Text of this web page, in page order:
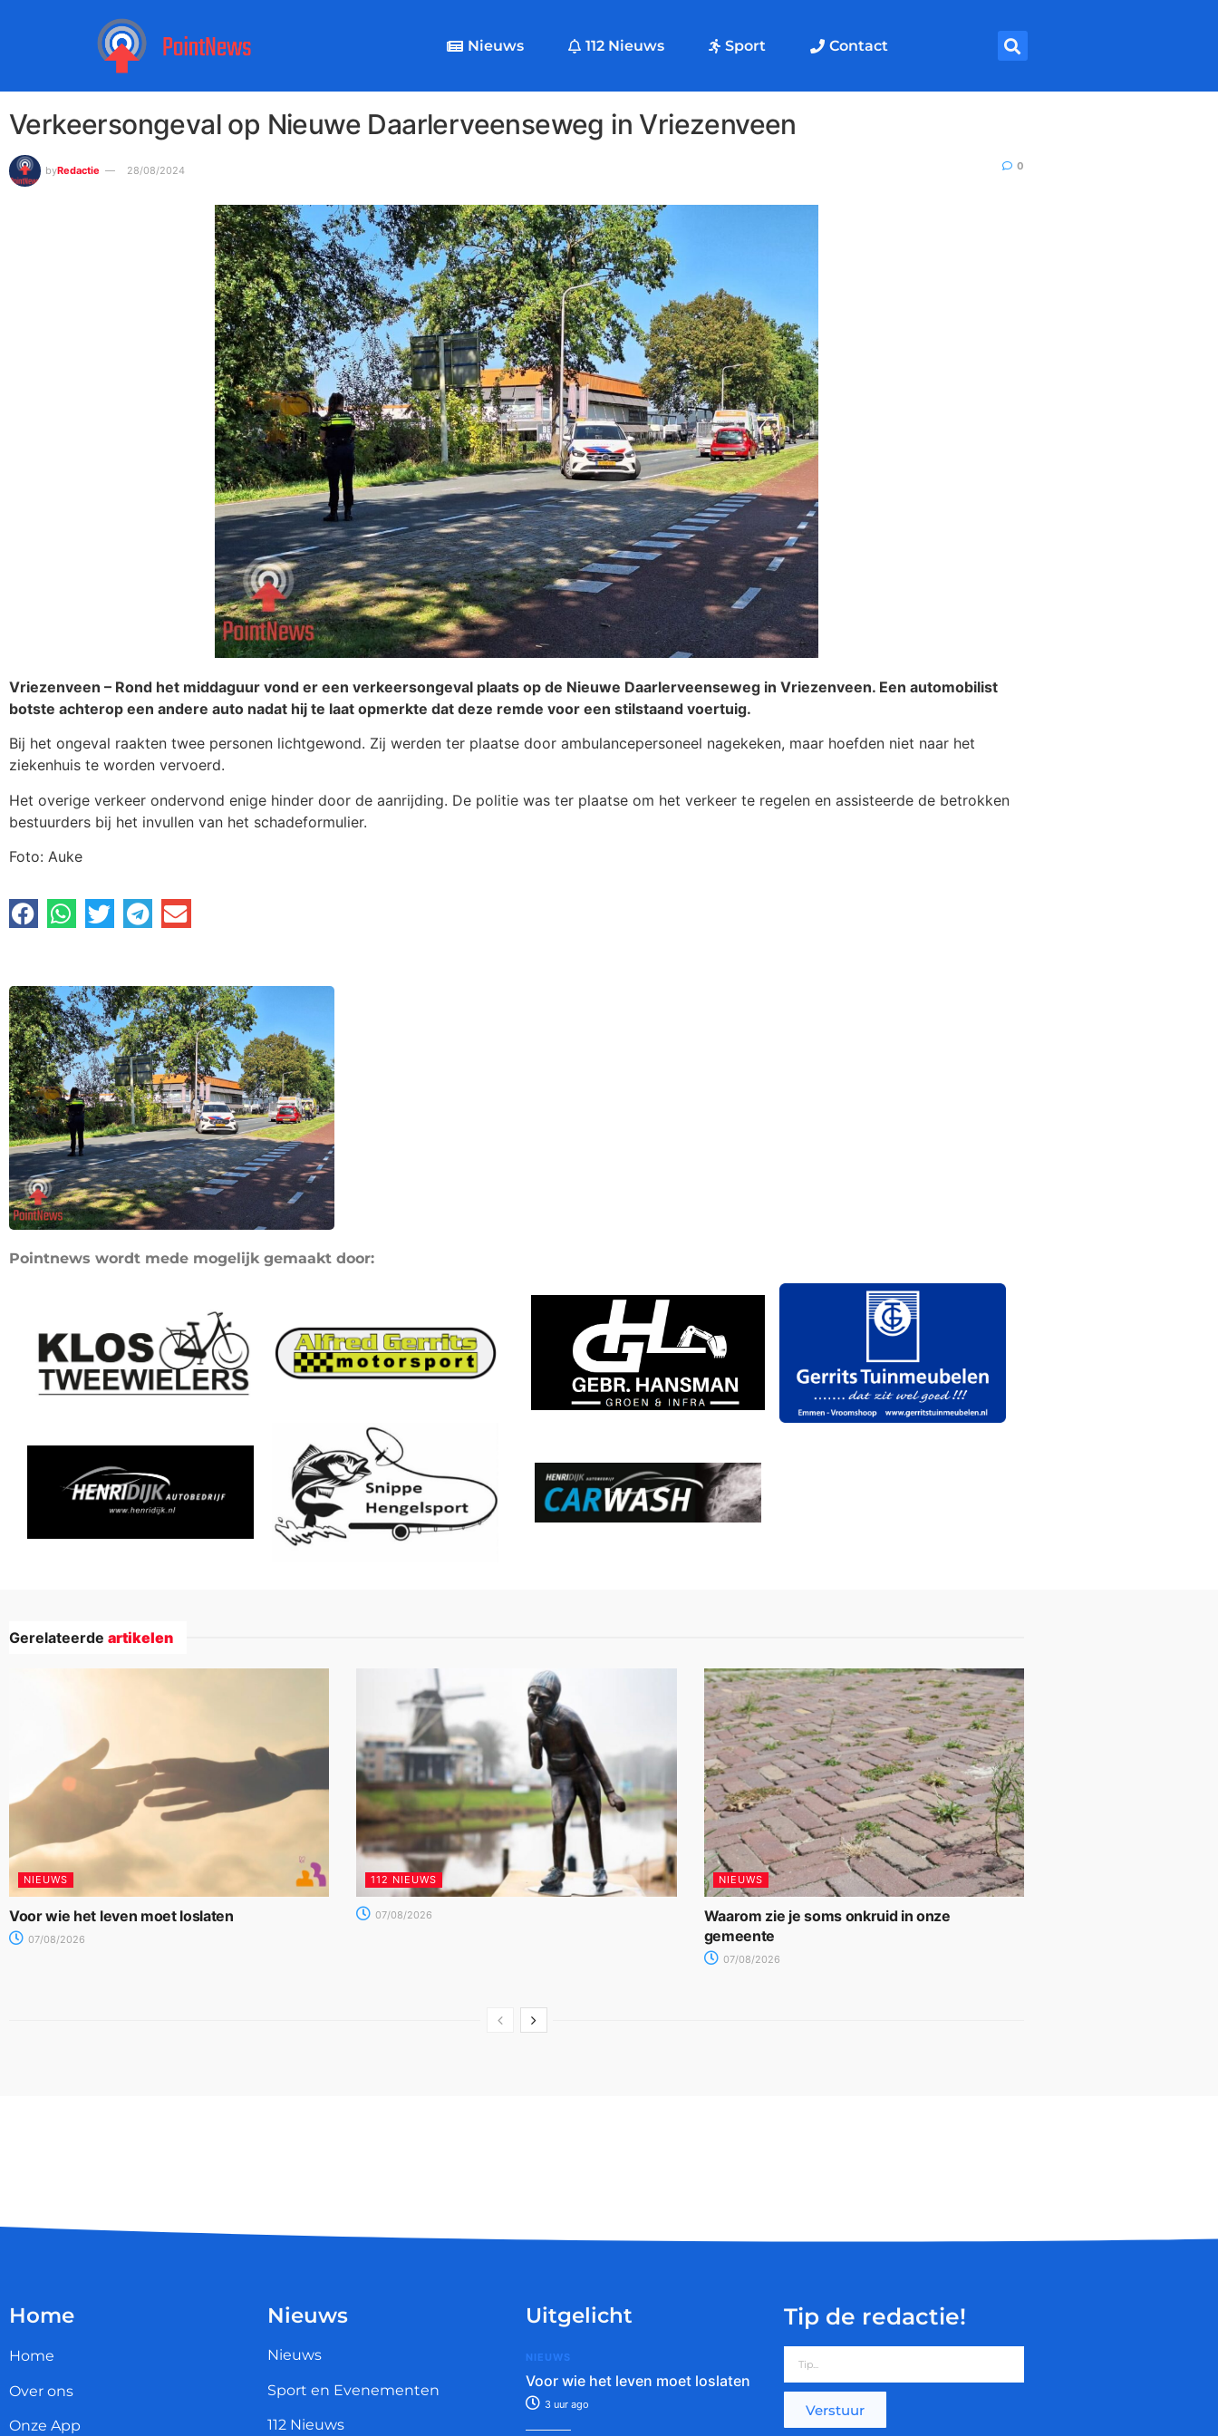
Nieuws 112 Nieuws Sport Contact
Verkeersongeval op Nieuwe Daarlerveenseweg in Vriezenveen
byRedactie 28/08/2024 0
Vriezenveen – Rond het middaguur vond er een verkeersongeval plaats op de Nieuwe Daarlerveenseweg in Vriezenveen. Een automobilist
botste achterop een andere auto nadat hij te laat opmerkte dat deze remde voor een stilstaand voertuig.
Bij het ongeval raakten twee personen lichtgewond. Zij werden ter plaatse door ambulancepersoneel nagekeken, maar hoefden niet naar het
ziekenhuis te worden vervoerd.
Het overige verkeer ondervond enige hinder door de aanrijding. De politie was ter plaatse om het verkeer te regelen en assisteerde de betrokken
bestuurders bij het invullen van het schadeformulier.
Foto: Auke
Pointnews wordt mede mogelijk gemaakt door:
Gerelateerde artikelen
NIEUWS
Voor wie het leven moet loslaten
07/08/2026
112 NIEUWS
07/08/2026
NIEUWS
Waarom zie je soms onkruid in onze
gemeente
07/08/2026
Home
Home
Over ons
Onze App
Nieuws
Nieuws
Sport en Evenementen
112 Nieuws
Uitgelicht
NIEUWS
Voor wie het leven moet loslaten
3 uur ago
Tip de redactie!
Verstuur